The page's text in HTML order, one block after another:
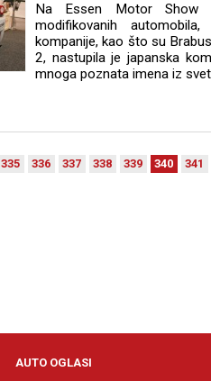
Na Essen Motor Show
modifikovanih
kompanije, kao što su
2, nastupila je japanska
mnoga poznata imena iz
335 336 337 338 339 340 341
AUTO OGLASI